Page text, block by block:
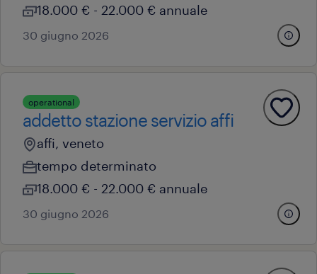
18.000 € - 22.000 € annuale
30 giugno 2026
operational
addetto stazione servizio affi
affi, veneto
tempo determinato
18.000 € - 22.000 € annuale
30 giugno 2026